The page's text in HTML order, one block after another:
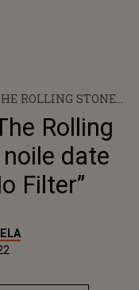
ROLLING STONES
ALE TURNEULUI
Rolling
date
Filter”